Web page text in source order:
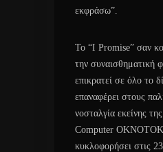
εκφράσω”.
Το “I Promise” σαν
την συναισθηματική
επικρατεί σε όλο το
επαναφέρει στους
νοσταλγία εκείνης
Computer
κυκλοφορήσει στις